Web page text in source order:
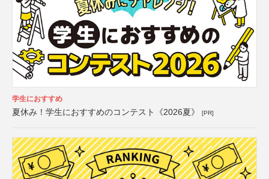
学生におすすめ
夏休み！学生におすすめのコンテスト《2026夏》 [PR]